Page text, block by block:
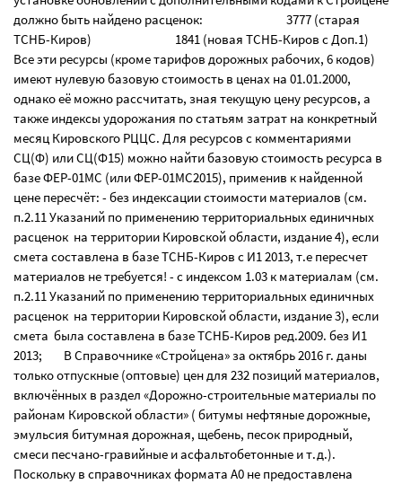
должно быть найдено расценок: 3777 (старая
ТСНБ-Киров) 1841 (новая ТСНБ-Киров с Доп.1)
Все эти ресурсы (кроме тарифов дорожных рабочих, 6 кодов)
имеют нулевую базовую стоимость в ценах на 01.01.2000,
однако её можно рассчитать, зная текущую цену ресурсов, а
также индексы удорожания по статьям затрат на конкретный
месяц Кировского РЦЦС. Для ресурсов с комментариями
СЦ(Ф) или СЦ(Ф15) можно найти базовую стоимость ресурса в
базе ФЕР-01МС (или ФЕР-01МС2015), применив к найденной
цене пересчёт: - без индексации стоимости материалов (см.
п.2.11 Указаний по применению территориальных единичных
расценок на территории Кировской области, издание 4), если
смета составлена в базе ТСНБ-Киров с И1 2013, т.е пересчет
материалов не требуется! - с индексом 1.03 к материалам (см.
п.2.11 Указаний по применению территориальных единичных
расценок на территории Кировской области, издание 3), если
смета была составлена в базе ТСНБ-Киров ред.2009. без И1
2013; В Справочнике «Стройцена» за октябрь 2016 г. даны
только отпускные (оптовые) цен для 232 позиций материалов,
включённых в раздел «Дорожно-строительные материалы по
районам Кировской области» ( битумы нефтяные дорожные,
эмульсия битумная дорожная, щебень, песок природный,
смеси песчано-гравийные и асфальтобетонные и т.д.).
Поскольку в справочниках формата А0 не предоставлена